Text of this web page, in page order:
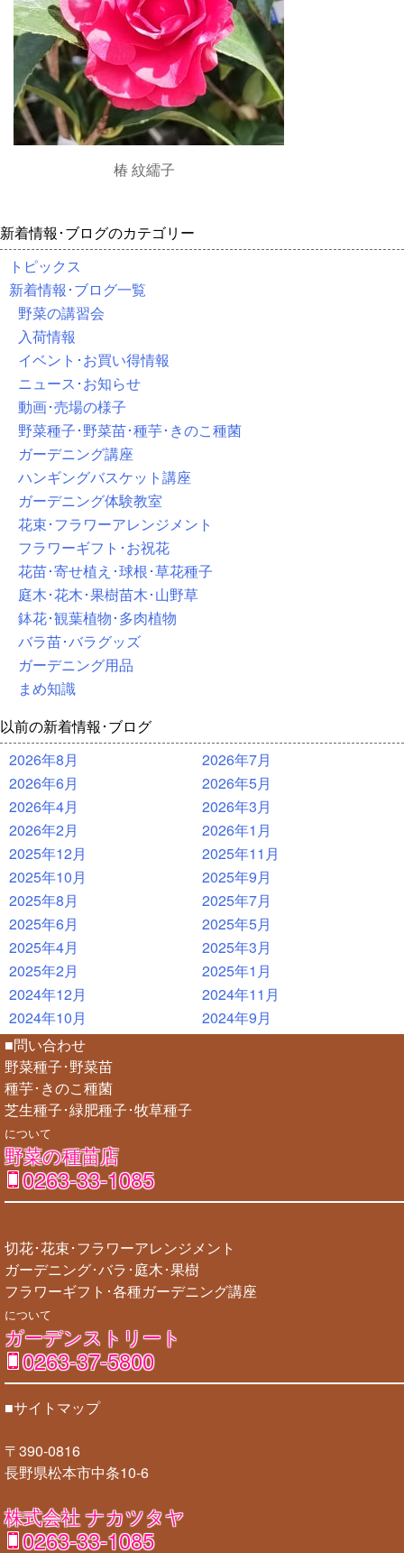
椿 紋繻子
新着情報･ブログのカテゴリー
トピックス
新着情報･ブログ一覧
野菜の講習会
入荷情報
イベント･お買い得情報
ニュース･お知らせ
動画･売場の様子
野菜種子･野菜苗･種芋･きのこ種菌
ガーデニング講座
ハンギングバスケット講座
ガーデニング体験教室
花束･フラワーアレンジメント
フラワーギフト･お祝花
花苗･寄せ植え･球根･草花種子
庭木･花木･果樹苗木･山野草
鉢花･観葉植物･多肉植物
バラ苗･バラグッズ
ガーデニング用品
まめ知識
以前の新着情報･ブログ
2026年8月
2026年7月
2026年6月
2026年5月
2026年4月
2026年3月
2026年2月
2026年1月
2025年12月
2025年11月
2025年10月
2025年9月
2025年8月
2025年7月
2025年6月
2025年5月
2025年4月
2025年3月
2025年2月
2025年1月
2024年12月
2024年11月
2024年10月
2024年9月
■問い合わせ
野菜種子･野菜苗
種芋･きのこ種菌
芝生種子･緑肥種子･牧草種子
について
野菜の種苗店
0263-33-1085
切花･花束･フラワーアレンジメント
ガーデニング･バラ･庭木･果樹
フラワーギフト･各種ガーデニング講座
について
ガーデンストリート
0263-37-5800
■サイトマップ
〒390-0816
長野県松本市中条10-6
株式会社 ナカツタヤ
0263-33-1085